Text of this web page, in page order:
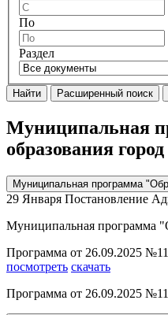
По
Раздел
Найти Расширенный поиск
Муниципальная
образования
Муниципальная программа
29 Января Постановление
Муниципальная программа
Программа от 26.09.2025
посмотреть скачать
Программа от 26.09.2025